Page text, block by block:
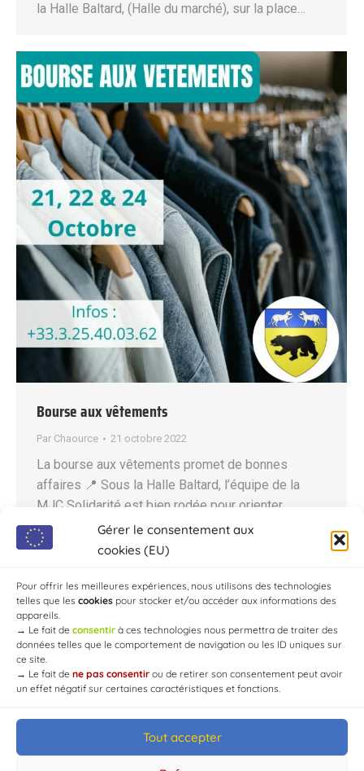
Gérer le consentement aux
cookies (EU)
Pour offrir les meilleures expériences, nous utilisons des technologies
telles que les cookies pour stocker et/ou accéder aux informations des
appareils.
→ Le fait de consentir à ces technologies nous permettra de traiter des
données telles que le comportement de navigation ou les ID uniques sur
ce site.
→ Le fait de ne pas consentir ou de retirer son consentement peut avoir
un effet négatif sur certaines caractéristiques et fonctions.
Tout accepter
la Halle Baltard, (Halle du marché), sur la place…
Bourse aux vêtements
Par Chaource 21 octobre 2022
La bourse aux vêtements promet de bonnes
affaires 📍 Sous la Halle Baltard, l’équipe de la
MJC Solidarité est bien rodée pour orienter,
conseiller, les visiteurs et les clients. Les
préparatifs de la bourse aux vêtements, qui se
Octobre, vont bon train « grâce à une poignée…
© Mairie de Chaource [2004-2024] | Tous droits réservés.